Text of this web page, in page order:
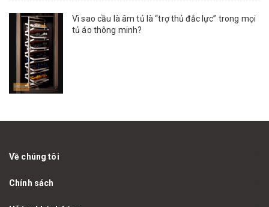
Vì sao cầu là âm tủ là “trợ thủ đắc lực” trong mọi
tủ áo thông minh?
Về chúng tôi
Chính sách